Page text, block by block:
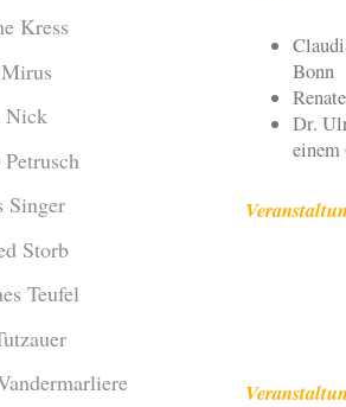
Bonn
Dr.
Kress
Nick
Singer
Storb
Teufel